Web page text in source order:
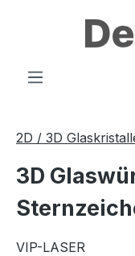
Zum Hauptinhalt
2D / 3D
3D
VIP-LASER